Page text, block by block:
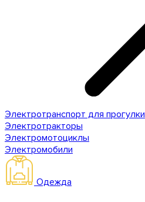
Электротранспорт для прогулки
Электротракторы
Электромотоциклы
Электромобили
Одежда